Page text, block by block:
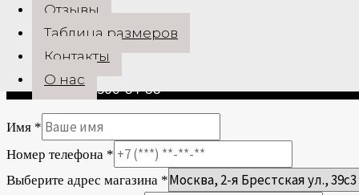
Отзывы
Таблица размеров
Контакты
О нас
+7 (925) 311-08-88
+7 (917) 560-34-33
Имя *
Номер телефона *
Выберите адрес магазина *